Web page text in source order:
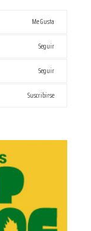
Me Gusta
Seguir
Seguir
Suscribirse